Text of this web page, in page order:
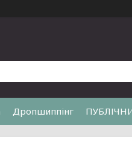
Дропшиппінг